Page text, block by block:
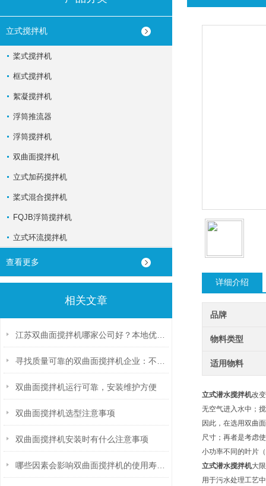
立式搅拌机
桨式搅拌机
框式搅拌机
絮凝搅拌机
浮筒推流器
浮筒搅拌机
双曲面搅拌机
立式加药搅拌机
桨式混合搅拌机
FQJB浮筒搅拌机
立式环流搅拌机
查看更多
相关文章
双曲面搅拌机运行可靠，安装维护方便
双曲面搅拌机选型注意事项
双曲面搅拌机安装时有什么注意事项
详细介绍
品牌
物料类型
适用物料
立式潜水搅拌机改
无空气进入水中；
因此，在选用双曲
尺寸；再者是考虑
小功率不同的叶片
立式潜水搅拌机大
用于污水处理工艺